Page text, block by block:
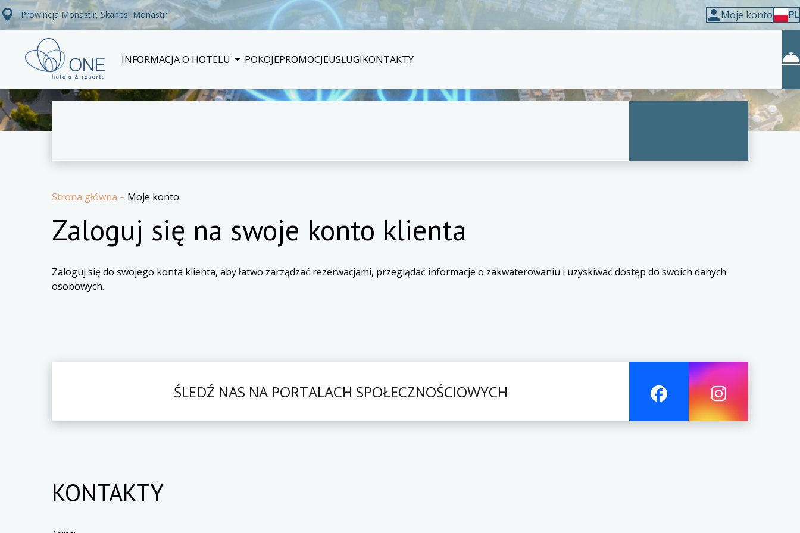
Prowincja Monastir, Skanes, Monastir Moje konto PL
INFORMACJA O HOTELU POKOJEPROMOCJEUSŁUGIKONTAKTY
Strona główna – Moje konto
Zaloguj się na swoje konto klienta
Zaloguj się do swojego konta klienta, aby łatwo zarządzać rezerwacjami, przeglądać informacje o zakwaterowaniu i uzyskiwać dostęp do swoich danych
osobowych.
ŚLEDŹ NAS NA PORTALACH SPOŁECZNOŚCIOWYCH
KONTAKTY